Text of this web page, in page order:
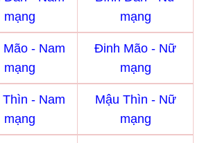
mạng
mạng
- Nam
mạng
Đinh Mão - Nữ
mạng
Thìn - Nam
mạng
Mậu Thìn - Nữ
mạng